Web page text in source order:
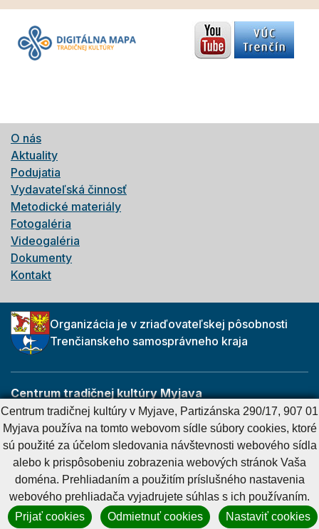
O nás
Aktuality
Podujatia
Vydavateľská činnosť
Metodické materiály
Fotogaléria
Videogaléria
Dokumenty
Kontakt
Organizácia je v zriaďovateľskej pôsobnosti
Trenčianskeho samosprávneho kraja
Centrum tradičnej kultúry Myjava
Partizánska 290/17
907 01 Myjava
Cookies nastavenieCookies - viac informáciíVyhlásenie o prístupnosti
Technický prevádzkovateľ
Správca obsahu
GenerujeCMS BUXUS
Centrum tradičnej kultúry v Myjave, Partizánska 290/17, 907 01
Myjava používa na tomto webovom sídle súbory cookies, ktoré
sú použité za účelom sledovania návštevnosti webového sídla
alebo k prispôsobeniu zobrazenia webových stránok Vaša
doména. Prehliadaním a použitím príslušného nastavenia
webového prehliadača vyjadrujete súhlas s ich používaním.
Prijať cookies
Odmietnuť cookies Nastaviť cookies